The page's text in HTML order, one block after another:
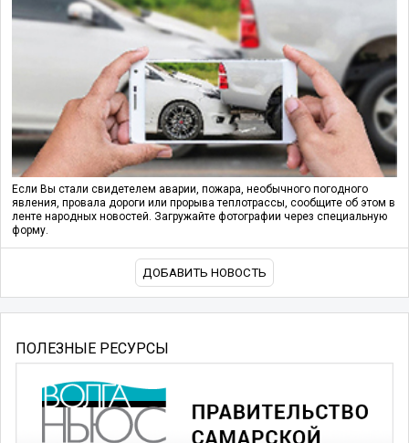
Если Вы стали свидетелем аварии, пожара, необычного погодного
явления, провала дороги или прорыва теплотрассы, сообщите об этом в
ленте народных новостей. Загружайте фотографии через специальную
форму.
ДОБАВИТЬ НОВОСТЬ
ПОЛЕЗНЫЕ РЕСУРСЫ